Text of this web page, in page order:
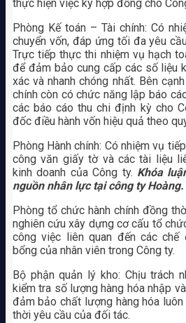
thực hiện việc ký hợp đồng cho
Phòng Kế toán – Tài chính: Có
chuyển vốn, đáp ứng tối đa yêu
Trực tiếp thực thi nhiệm vụ hạch
để đảm bảo cung cấp các số liệu
xác và nhanh chóng nhất. Bên
chính còn có chức năng lập báo
các báo cáo thu chi định kỳ cho
đốc điều hành vốn hiệu quả theo
Phòng Hành chính: Có nhiệm vụ
công văn giấy tờ và các tài liệu
kinh doanh của Công ty. Khóa
nguồn nhân lực tại công ty Hoàng.
Phòng tổ chức hành chính đồng
nghiên cứu xây dựng cơ cấu tổ
công việc liên quan đến các chế
bổng của nhân viên trong Công ty.
Bộ phận quản lý kho: Chịu trách
kiểm tra số lượng hàng hóa nhập
đảm bảo chất lượng hàng hóa
thời yêu cầu của đối tác.